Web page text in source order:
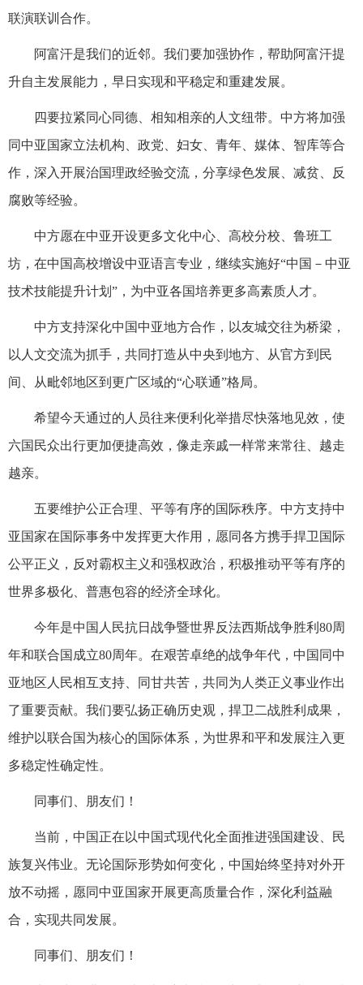
联演联训合作。
阿富汗是我们的近邻。我们要加强协作，帮助阿富汗提
升自主发展能力，早日实现和平稳定和重建发展。
四要拉紧同心同德、相知相亲的人文纽带。中方将加强
同中亚国家立法机构、政党、妇女、青年、媒体、智库等合
作，深入开展治国理政经验交流，分享绿色发展、减贫、反
腐败等经验。
中方愿在中亚开设更多文化中心、高校分校、鲁班工
坊，在中国高校增设中亚语言专业，继续实施好“中国－中亚
技术技能提升计划”，为中亚各国培养更多高素质人才。
中方支持深化中国中亚地方合作，以友城交往为桥梁，
以人文交流为抓手，共同打造从中央到地方、从官方到民
间、从毗邻地区到更广区域的“心联通”格局。
希望今天通过的人员往来便利化举措尽快落地见效，使
六国民众出行更加便捷高效，像走亲戚一样常来常往、越走
越亲。
五要维护公正合理、平等有序的国际秩序。中方支持中
亚国家在国际事务中发挥更大作用，愿同各方携手捍卫国际
公平正义，反对霸权主义和强权政治，积极推动平等有序的
世界多极化、普惠包容的经济全球化。
今年是中国人民抗日战争暨世界反法西斯战争胜利80周
年和联合国成立80周年。在艰苦卓绝的战争年代，中国同中
亚地区人民相互支持、同甘共苦，共同为人类正义事业作出
了重要贡献。我们要弘扬正确历史观，捍卫二战胜利成果，
维护以联合国为核心的国际体系，为世界和平和发展注入更
多稳定性确定性。
同事们、朋友们！
当前，中国正在以中国式现代化全面推进强国建设、民
族复兴伟业。无论国际形势如何变化，中国始终坚持对外开
放不动摇，愿同中亚国家开展更高质量合作，深化利益融
合，实现共同发展。
同事们、朋友们！